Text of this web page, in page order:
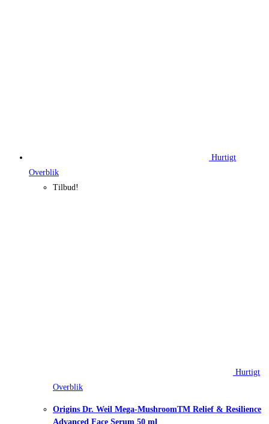
Hurtigt
Overblik
Tilbud!
Hurtigt
Overblik
Origins Dr. Weil Mega-MushroomTM Relief & Resilience
Advanced Face Serum 50 ml